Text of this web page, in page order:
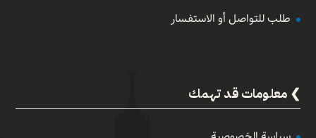
طلب للتواصل أو الاستفسار
معلومات قد تهمك